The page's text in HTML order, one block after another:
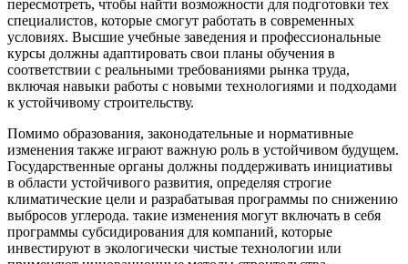
пересмотреть, чтобы найти возможности для подготовки тех
специалистов, которые смогут работать в современных
условиях. Высшие учебные заведения и профессиональные
курсы должны адаптировать свои планы обучения в
соответствии с реальными требованиями рынка труда,
включая навыки работы с новыми технологиями и подходами
к устойчивому строительству.
Помимо образования, законодательные и нормативные
изменения также играют важную роль в устойчивом будущем.
Государственные органы должны поддерживать инициативы
в области устойчивого развития, определяя строгие
климатические цели и разрабатывая программы по снижению
выбросов углерода. такие изменения могут включать в себя
программы субсидирования для компаний, которые
инвестируют в экологически чистые технологии или